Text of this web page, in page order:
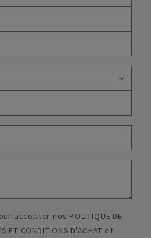
accepter nos POLITIQUE DE
ET CONDITIONS D'ACHAT et